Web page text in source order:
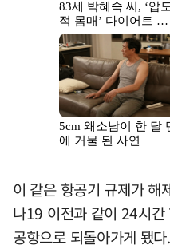
이 같은 항공기 규제가 해
나19 이전과 같이 24시
공항으로 되돌아가게 됐다.